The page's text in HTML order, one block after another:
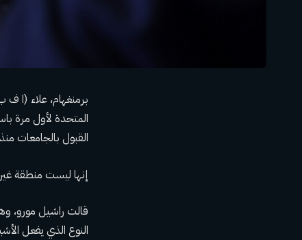
المتحدة لأول مرة
القبول بالجامعات
إنها ليست منطقة
قالت راشيل مورو،
النوع الذي يفعل